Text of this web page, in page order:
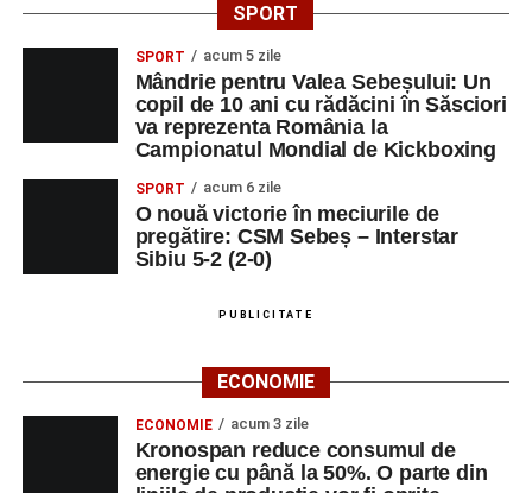
DUMINICĂ, 23 AUGUST 2026
Râpa Roșie
„Cicloaventurier de Sebeș”
al competiției MTB pentru copii.
LUNI, 24 AUGUST 2026
Ora 18.00– Activități recreative pentru copii, susținute de
trupele de teatru„Gepetto”și„Pied Piper”
Seară cu tradiții săsești, cu participarea:
SPORT
SPORT acum 5 zile
Mândrie pentru Valea Sebeșului: Un
copil de 10 ani cu rădăcini în Săsciori
va reprezenta România la
Campionatul Mondial de Kickboxing
SPORT acum 6 zile
O nouă victorie în meciurile de
pregătire: CSM Sebeș – Interstar
Sibiu 5-2 (2-0)
PUBLICITATE
ECONOMIE
ECONOMIE acum 3 zile
Kronospan reduce consumul de
energie cu până la 50%. O parte din